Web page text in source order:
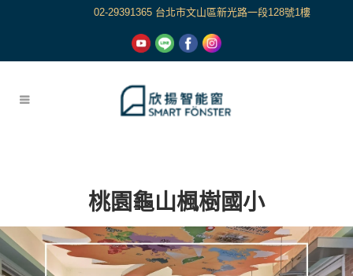
02-29391365 台北市文山區新光路一段128號1樓
桃園龜山楓樹國小